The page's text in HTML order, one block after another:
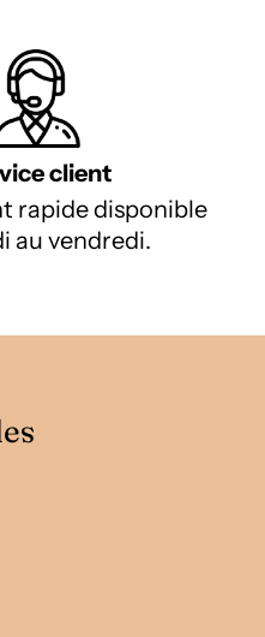
client
rapide disponible
au vendredi.